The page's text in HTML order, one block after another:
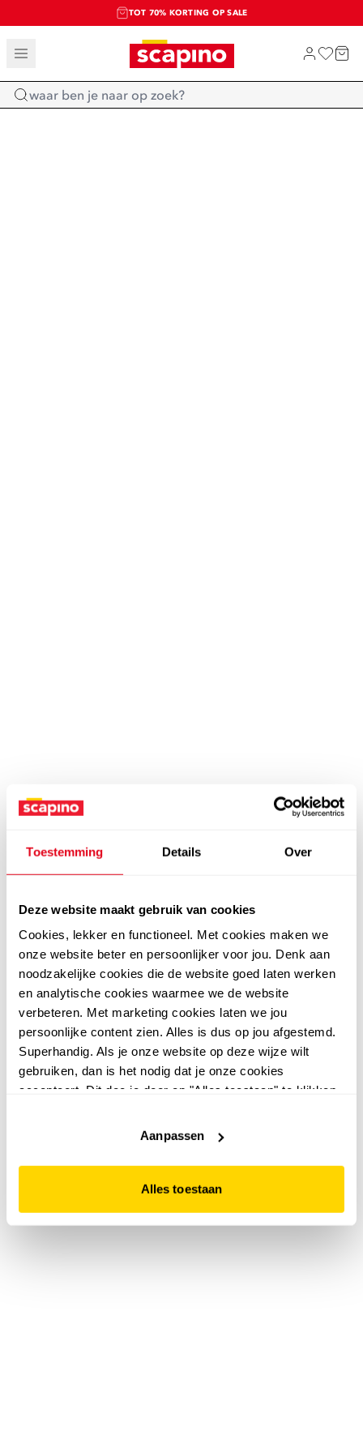
Toestemming Details Over
Deze website maakt gebruik van cookies
Cookies, lekker en functioneel. Met cookies maken we
onze website beter en persoonlijker voor jou. Denk aan
noodzakelijke cookies die de website goed laten werken
en analytische cookies waarmee we de website
verbeteren. Met marketing cookies laten we jou
persoonlijke content zien. Alles is dus op jou afgestemd.
Superhandig. Als je onze website op deze wijze wilt
gebruiken, dan is het nodig dat je onze cookies
accepteert. Dit doe je door op "Alles toestaan" te klikken.
website niet optimaal functioneert.
Aanpassen
Alles toestaan
TOT 70% KORTING OP SALE
SALE: LAATSTE KANS!
SHOP NIEUW
Home